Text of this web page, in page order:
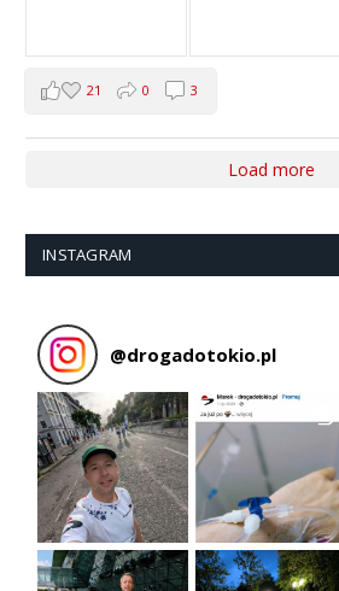
21 0 3
Load more
INSTAGRAM
@drogadotokio.pl